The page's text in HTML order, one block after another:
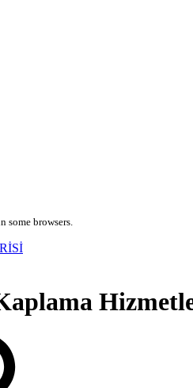
some browsers.